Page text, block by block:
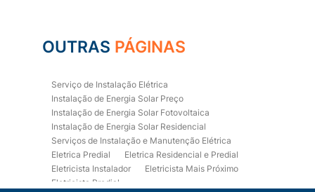
OUTRAS PÁGINAS
Serviço de Instalação Elétrica
Instalação de Energia Solar Preço
Instalação de Energia Solar Fotovoltaica
Instalação de Energia Solar Residencial
Serviços de Instalação e Manutenção Elétrica
Eletrica Predial
Eletrica Residencial e Predial
Eletricista Instalador
Eletricista Mais Próximo
Eletricista Predial